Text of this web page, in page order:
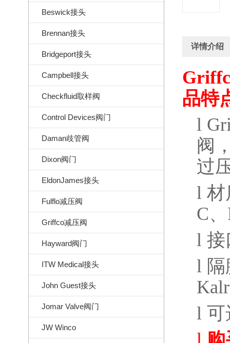
Beswick接头
Brennan接头
Bridgeport接头
Campbell接头
Checkfluid取样阀
Control Devices阀门
Daman歧管阀
Dixon阀门
EldonJames接头
Fulflo减压阀
Griffco减压阀
Hayward阀门
ITW Medical接头
John Guest接头
Jomar Valve阀门
JW Winco
详情介绍
品特
l
阀
过
l 材
C、
l 接
l
l 可